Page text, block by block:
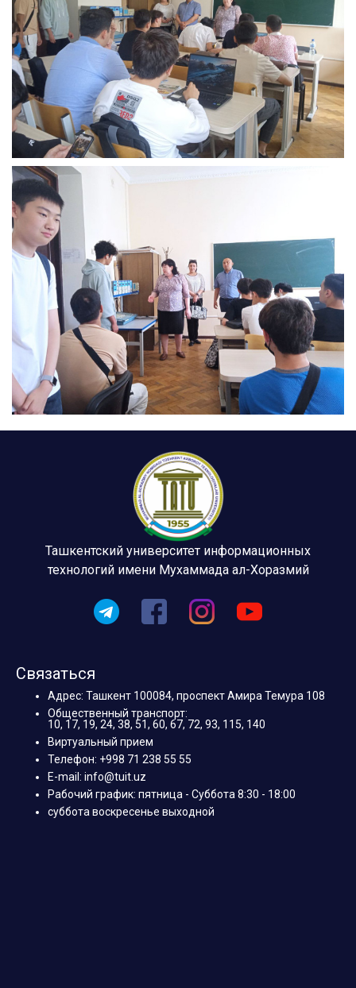
Ташкентский университет информационных
технологий имени Мухаммада ал-Хоразмий
Связаться
Адрес: Ташкент 100084, проспект Амира Темура 108
Общественный транспорт:
10, 17, 19, 24, 38, 51, 60, 67, 72, 93, 115, 140
Виртуальный прием
Телефон: +998 71 238 55 55
E-mail: info@tuit.uz
Рабочий график: пятница - Суббота 8:30 - 18:00
суббота воскресенье выходной